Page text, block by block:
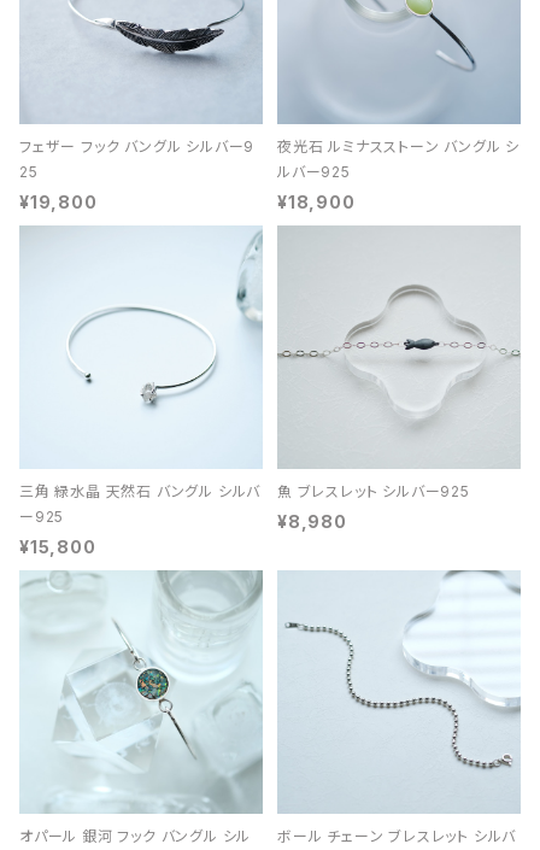
フェザー フック バングル シルバー9
25
¥19,800
夜光石 ルミナスストーン バングル シ
ルバー925
¥18,900
三角 緑水晶 天然石 バングル シルバ
ー925
¥15,800
魚 ブレスレット シルバー925
¥8,980
オパール 銀河 フック バングル シル
ボール チェーン ブレスレット シルバ